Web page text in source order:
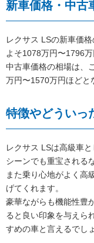
新車価格・中古
レクサス LSの新車価
よそ1078万円〜1796万
中古車価格の相場は、
万円〜1570万円ほどと
特徴やどういっ
レクサス LSは高級車
シーンでも重宝される
また乗り心地がよく高
げてくれます。
豪華ながらも機能性豊
ると良い印象を与えら
すめの車と言えるでし